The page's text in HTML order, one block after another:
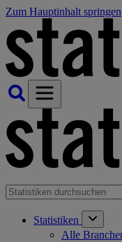
Zum Hauptinhalt springen
Statistiken
Alle